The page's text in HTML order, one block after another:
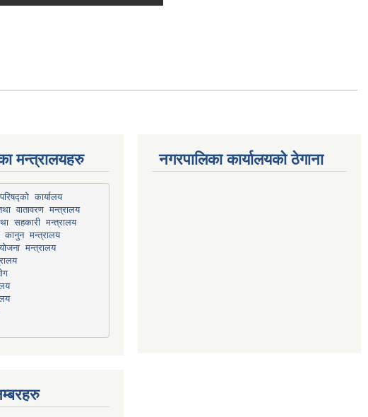
मन्त्रालयहरु
मुख्यमन्त्री तथा मन्त्रिपरिषद्को कार्यालय
वातावरण मन्त्रालय
सहकारी मन्त्रालय
आन्तरिक मामिला तथा कानुन मन्त्रालय
आर्थिक मामिला तथा योजना मन्त्रालय
नीति तथा योजना आयोग
नगरपालिका कार्यालयको ठेगाना